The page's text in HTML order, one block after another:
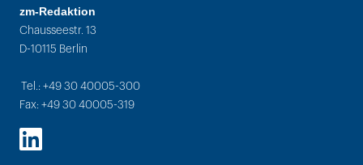
zm-Redaktion
Chausseestr. 13
D-10115 Berlin
Tel.: +49 30 40005-300
Fax: +49 30 40005-319
LinkedIn